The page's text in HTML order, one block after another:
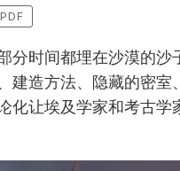
PDF
分时间都埋在沙漠的沙
建造方法、隐藏的密
化让埃及学家和考古